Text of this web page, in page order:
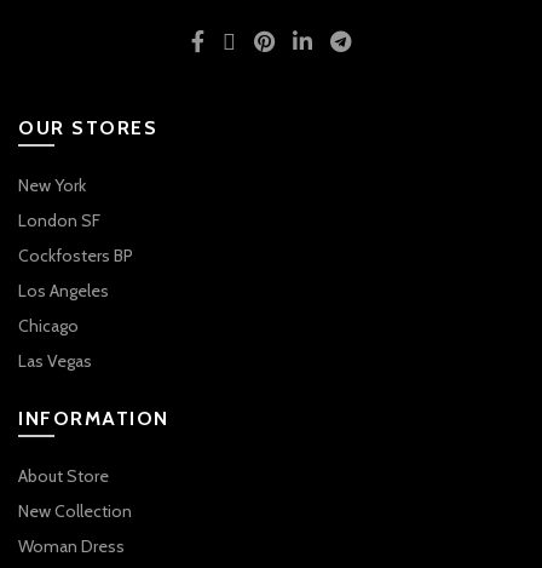
OUR STORES
New York
London SF
Cockfosters BP
Los Angeles
Chicago
Las Vegas
INFORMATION
About Store
New Collection
Woman Dress